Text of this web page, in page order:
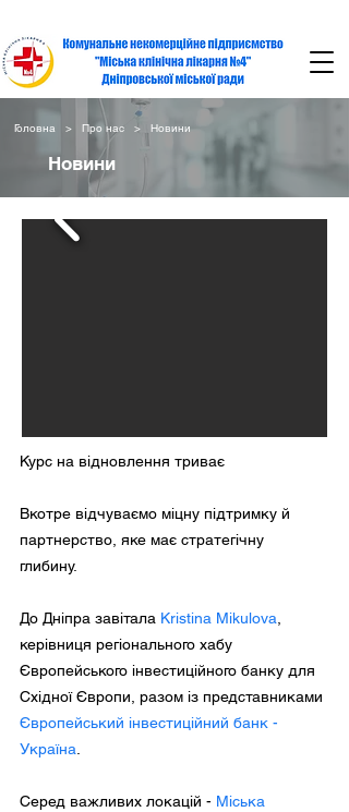
Головна > Про нас > Новини
Новини
Курс на відновлення триває
Вкотре відчуваємо міцну підтримку й
партнерство, яке має стратегічну
глибину.
До Дніпра завітала Kristina Mikulova
керівниця регіонального хабу
Європейського інвестиційного банку для
Східної Європи, разом із представниками
Європейський інвестиційний банк -
Україна
Серед важливих локацій - Міська